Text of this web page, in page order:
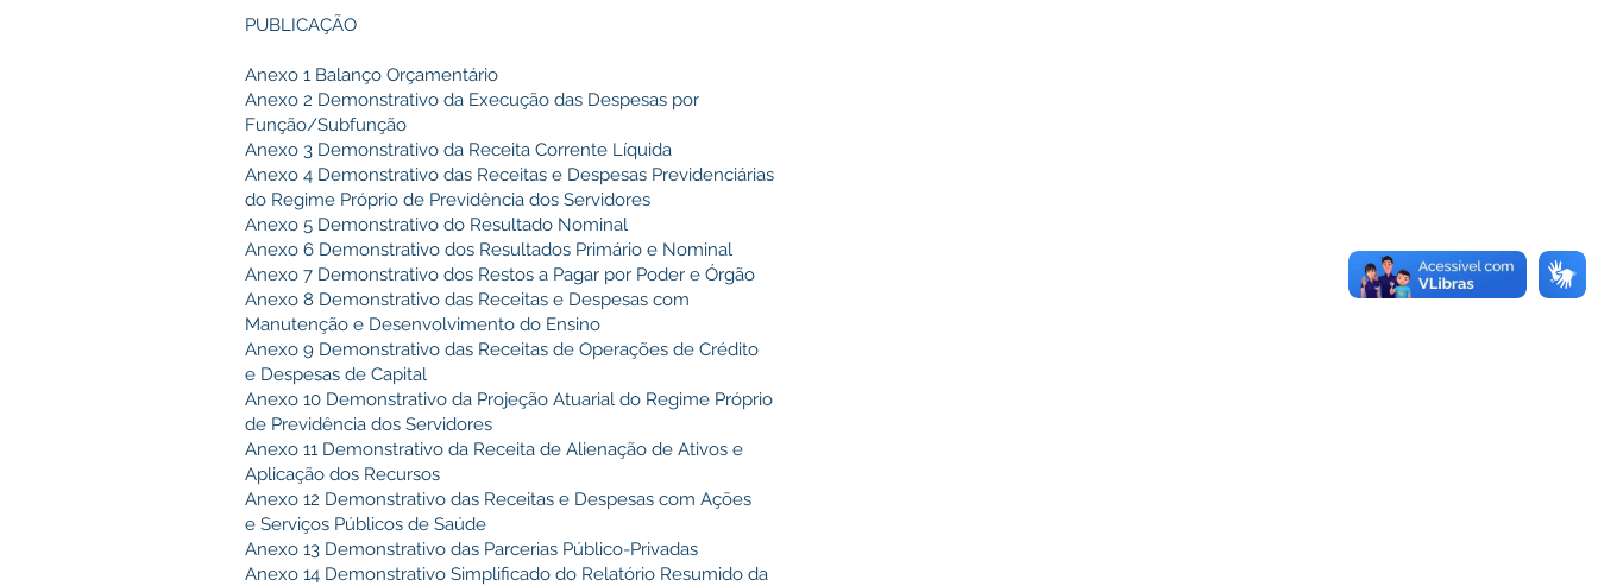
PUBLICAÇÃO
Anexo 1 Balanço Orçamentário
Anexo 2 Demonstrativo da Execução das Despesas por
Função/Subfunção
Anexo 3 Demonstrativo da Receita Corrente Líquida
Anexo 4 Demonstrativo das Receitas e Despesas Previdenciárias
do Regime Próprio de Previdência dos Servidores
Anexo 5 Demonstrativo do Resultado Nominal
Anexo 6 Demonstrativo dos Resultados Primário e Nominal
Anexo 7 Demonstrativo dos Restos a Pagar por Poder e Órgão
Anexo 8 Demonstrativo das Receitas e Despesas com
Manutenção e Desenvolvimento do Ensino
Anexo 9 Demonstrativo das Receitas de Operações de Crédito
e Despesas de Capital
Anexo 10 Demonstrativo da Projeção Atuarial do Regime Próprio
de Previdência dos Servidores
Anexo 11 Demonstrativo da Receita de Alienação de Ativos e
Aplicação dos Recursos
Anexo 12 Demonstrativo das Receitas e Despesas com Ações
e Serviços Públicos de Saúde
Anexo 13 Demonstrativo das Parcerias Público-Privadas
Anexo 14 Demonstrativo Simplificado do Relatório Resumido da